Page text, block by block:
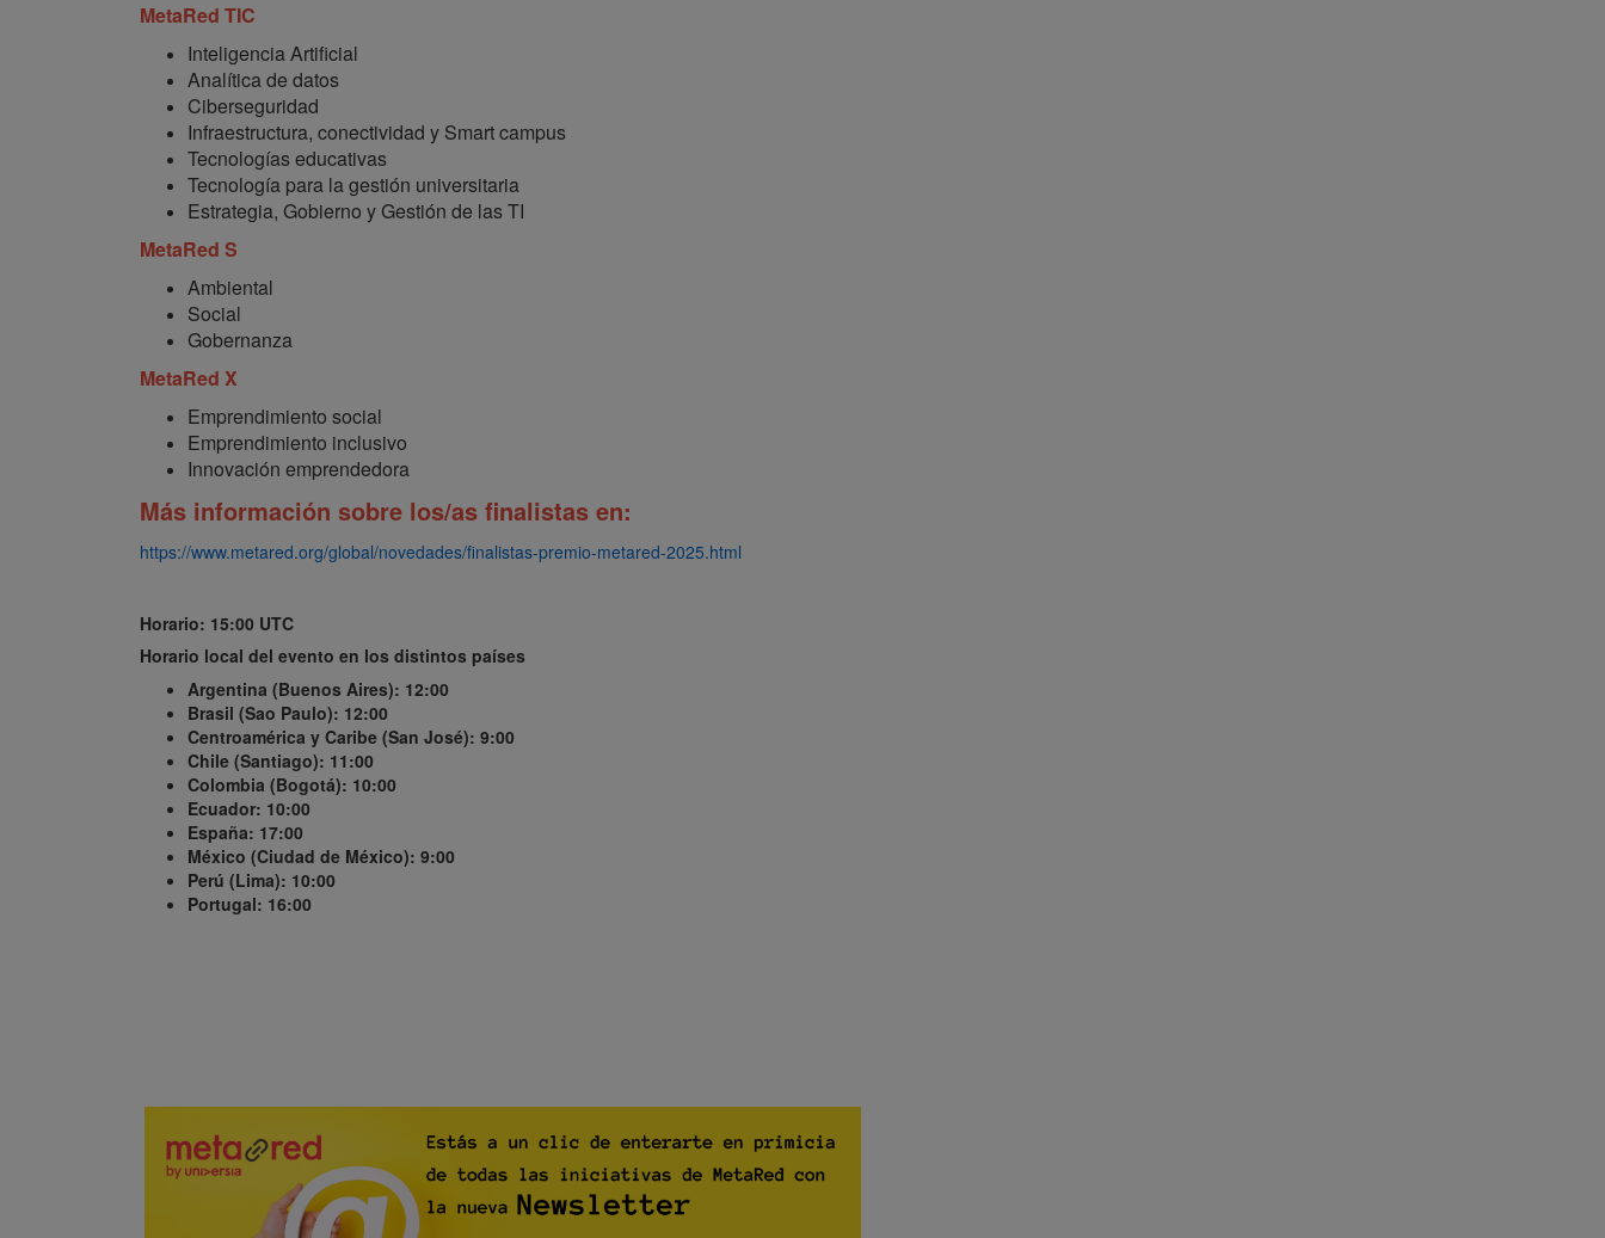
MetaRed TIC
Inteligencia Artificial
Analítica de datos
Ciberseguridad
Infraestructura, conectividad y Smart campus
Tecnologías educativas
Tecnología para la gestión universitaria
Estrategia, Gobierno y Gestión de las TI
MetaRed S
Ambiental
Social
Gobernanza
MetaRed X
Emprendimiento social
Emprendimiento inclusivo
Innovación emprendedora
Más información sobre los/as finalistas en:
https://www.metared.org/global/novedades/finalistas-premio-metared-2025.html
Horario: 15:00 UTC
Horario local del evento en los distintos países
Argentina (Buenos Aires): 12:00
Brasil (Sao Paulo): 12:00
Centroamérica y Caribe (San José): 9:00
Chile (Santiago): 11:00
Colombia (Bogotá): 10:00
Ecuador: 10:00
España: 17:00
México (Ciudad de México): 9:00
Perú (Lima): 10:00
Portugal: 16:00